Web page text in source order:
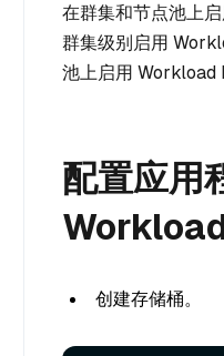
在群集和节点池上
群集级别启用
池上启用 Workload
配置应用
创建存储桶。